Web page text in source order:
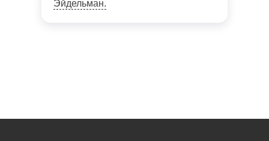
Эйдельман